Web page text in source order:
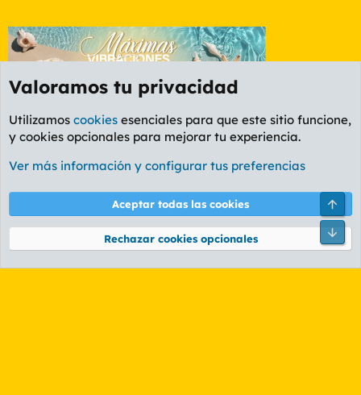
Etiquetas
Cookies
PL OLDSTYLE AMARILLO
Términos y reglas Política de privacidad Ayuda
Community platform by XenForo® © 2010-2026 XenForo Ltd.
Valoramos tu privacidad
Utilizamos cookies esenciales para que este sitio funcione,
y cookies opcionales para mejorar tu experiencia.
Ver más información y configurar tus preferencias
Aceptar todas las cookies
Rechazar cookies opcionales
Pie